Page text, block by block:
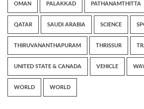
OMAN PALAKKAD PATHANAMTHITTA
QATAR SAUDI ARABIA SCIENCE
THIRUVANANTHAPURAM THRISSUR
UNITED STATE & CANADA VEHICLE
WORLD WORLD